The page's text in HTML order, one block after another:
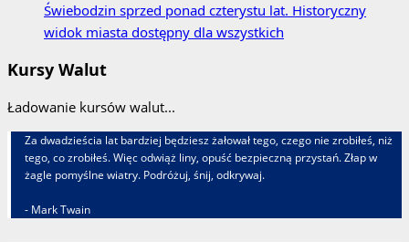
Świebodzin sprzed ponad czterystu lat. Historyczny
widok miasta dostępny dla wszystkich
Kursy Walut
Ładowanie kursów walut...
Za dwadzieścia lat bardziej będziesz żałował tego, czego nie zrobiłeś, niż
tego, co zrobiłeś. Więc odwiąż liny, opuść bezpieczną przystań. Złap w
żagle pomyślne wiatry. Podróżuj, śnij, odkrywaj.
- Mark Twain